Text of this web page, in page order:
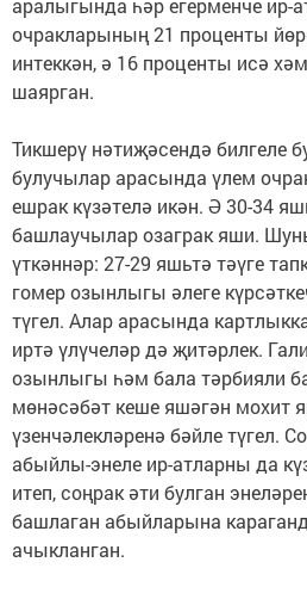
аралыгында һәр егерменче ир-
очрак­ларының 21 проценты
интеккән, ә 16 проценты исә
шаярган.
Тикшерү нәтиҗәсендә билгеле
булучылар арасында үлем
ешрак күзәтелә икән. Ә 30-34
башлаучылар озаграк яши.
үткәннәр: 27-29 яшьтә тәүге
гомер озынлыгы әлеге
түгел. Алар арасында
иртә үлүчеләр дә җи­тәрлек.
озынлыгы һәм бала тәрбияли
мөнәсәбәт кеше яшәгән мохит
үзенчәлекләренә бәйле түгел.
абый­лы-энеле ир-атларны да
итеп, соң­рак әти булган
башлаган абый­ларына
ачыкланган.